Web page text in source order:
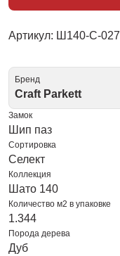
Артикул: Ш140-С-027
Бренд
Craft Parkett
Замок
Шип паз
Сортировка
Селект
Коллекция
Шато 140
Количество м2 в упаковке
1.344
Порода дерева
Дуб